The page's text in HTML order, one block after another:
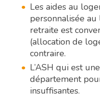
Les aides au
personnalisée
retraite est
(allocation de
contraire.
L’ASH qui est
département
insuffisantes.